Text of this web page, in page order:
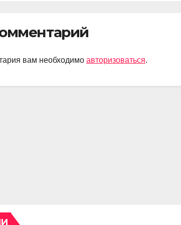
вам необходимо авторизоваться.